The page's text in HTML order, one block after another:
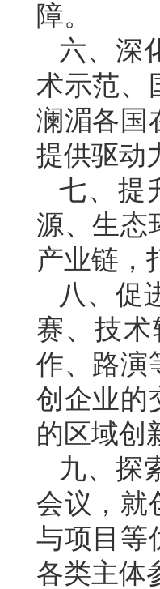
障。
六、深
术示范、
澜湄各国
提供驱动
七、提
源、生态
产业链，
八、促
赛、技
作、路演
创企业的
的区域创
九、探
会议，就
与项目等
各类主体